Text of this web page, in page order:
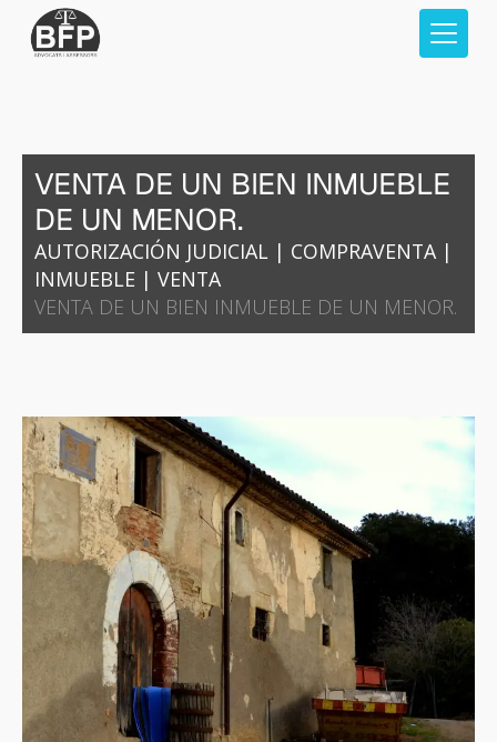
VENTA DE UN BIEN INMUEBLE
DE UN MENOR.
AUTORIZACIÓN JUDICIAL | COMPRAVENTA |
INMUEBLE |VENTA
VENTA DE UN BIEN INMUEBLE DE UN MENOR.